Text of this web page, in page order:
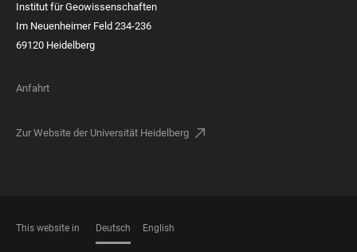
Institut für Geowissenschaften
Im Neuenheimer Feld 234-236
69120 Heidelberg
Anfahrt
Zur Website der Universität Heidelberg
This website in Deutsch English